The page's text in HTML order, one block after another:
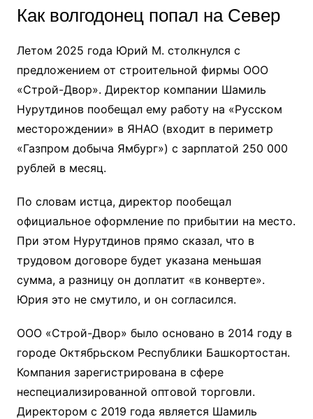
Как волгодонец попал на Север
Летом 2025 года Юрий М. столкнулся с
предложением от строительной фирмы ООО
«Строй-Двор». Директор компании Шамиль
Нурутдинов пообещал ему работу на «Русском
месторождении» в ЯНАО (входит в периметр
«Газпром добыча Ямбург») с зарплатой 250 000
рублей в месяц.
По словам истца, директор пообещал
официальное оформление по прибытии на место.
При этом Нурутдинов прямо сказал, что в
трудовом договоре будет указана меньшая
сумма, а разницу он доплатит «в конверте».
Юрия это не смутило, и он согласился.
ООО «Строй-Двор» было основано в 2014 году в
городе Октябрьском Республики Башкортостан.
Компания зарегистрирована в сфере
неспециализированной оптовой торговли.
Директором с 2019 года является Шамиль